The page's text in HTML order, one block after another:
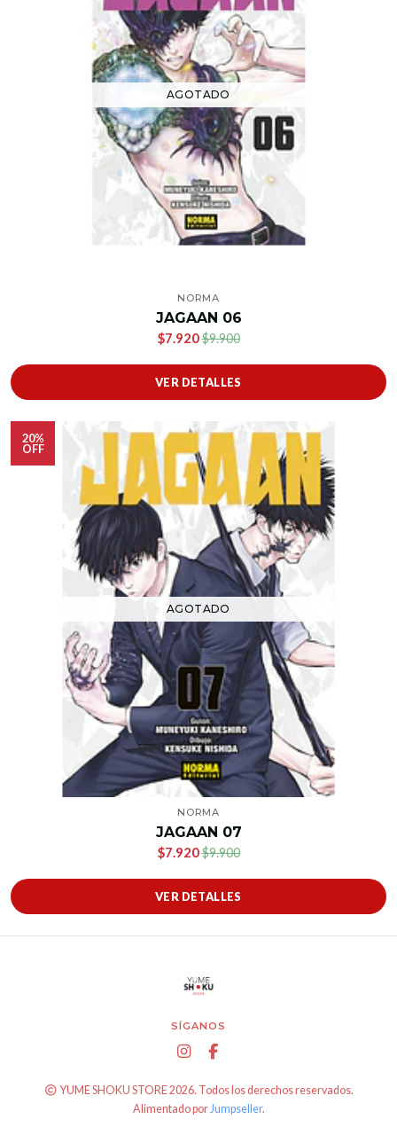
AGOTADO
NORMA
JAGAAN 06
$7.920$9.900
VER DETALLES
20%
OFF
AGOTADO
NORMA
JAGAAN 07
$7.920$9.900
VER DETALLES
SÍGANOS
YUME SHOKU STORE 2026. Todos los derechos reservados.
Alimentado porJumpseller.